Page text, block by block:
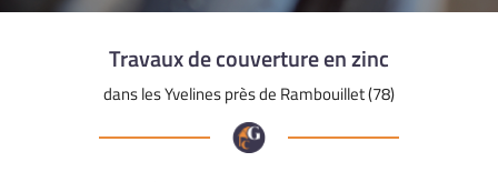
Actualités
Restez
Inscription
Travaux de couverture en zinc
dans les Yvelines près de Rambouillet (78)